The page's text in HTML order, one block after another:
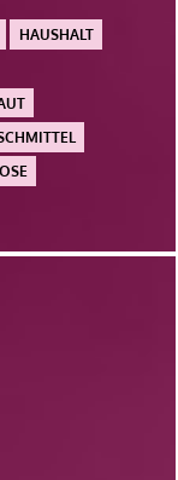
HAUSHALT